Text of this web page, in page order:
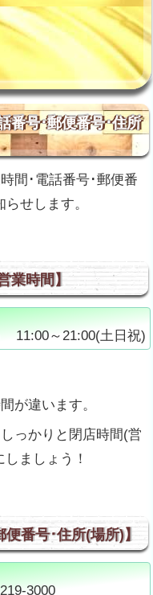
番号･郵便番号･住所
間･電話番号･郵便番
せします。
業時間】
11:00～21:00(土日祝)
が違います。
っかりと閉店時間(営
ましょう！
番号･住所(場所)】
3000